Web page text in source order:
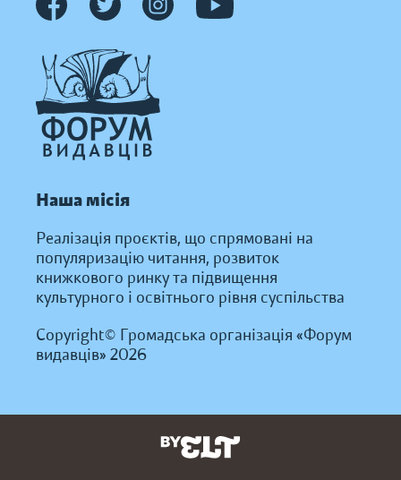
Наша місія
Реалізація проєктів, що спрямовані на
популяризацію читання, розвиток
книжкового ринку та підвищення
культурного і освітнього рівня суспільства
Copyright© Громадська організація «Форум
видавців» 2026